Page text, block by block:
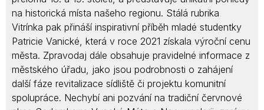
na historická místa našeho regionu. Stálá rubrika
Vitrínka pak přináší inspirativní příběh mladé studentky
Patricie Vanické, která v roce 2021 získala výroční cenu
města. Zpravodaj dále obsahuje pravidelné informace z
městského úřadu, jako jsou podrobnosti o zahájení
další fáze revitalizace sídliště či projektu komunitní
spolupráce. Nechybí ani pozvání na tradiční červnové